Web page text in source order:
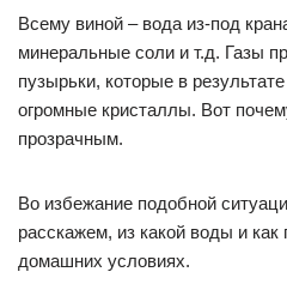
Всему виной – вода из-под
минеральные соли и т.д. Газы
пузырьки, которые в
огромные кристаллы. Вот
прозрачным.
Во избежание подобной
расскажем, из какой воды и
домашних условиях.